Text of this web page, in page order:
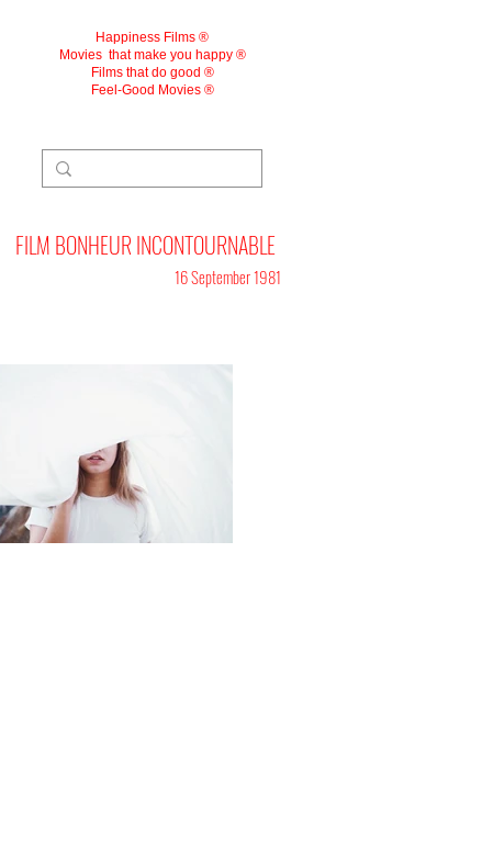
Happiness Films ®
Movies that make you happy ®
Films that do good ®
Feel-Good Movies ®
FILM BONHEUR INCONTOURNABLE
16 September 1981